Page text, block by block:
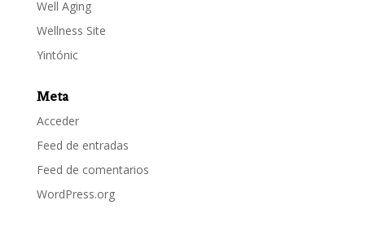
Well Aging
Wellness Site
Yintónic
Meta
Acceder
Feed de entradas
Feed de comentarios
WordPress.org